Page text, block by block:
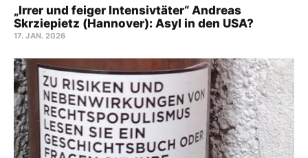
„Irrer und feiger Intensivtäter“ Andreas
Skrziepietz (Hannover): Asyl in den USA?
17. JAN. 2026